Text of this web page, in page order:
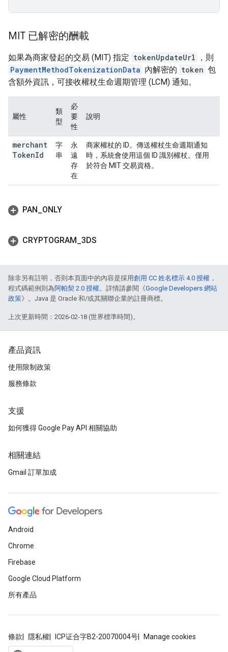
MIT 已解密的酬載
如果為商家發起的交易 (MIT) 指定 tokenUpdateUrl
，則
PaymentMethodTokenizationData 內解密的 token 包
含額外資訊，可接收權杖生命週期管理 (LCM) 通知。
屬性
類
型
必
要
性
說明
merchant
TokenId
字
串
永
遠
存
在
商家權杖的 ID。傳送權杖生命週期通知
時，系統會使用這個 ID 識別權杖。僅用
於符合 MIT 交易資格。
PAN ONLY
CRYPTOGRAM 3DS
除非另有註明，否則本頁面中的內容是採用創用 CC 姓名標示 4.0 授權 ，
程式碼範例則為阿帕契 2.0 授權。詳情請參閱《Google Developers 網站
政策》。Java 是 Oracle 和/或其關聯企業的註冊商標。
上次更新時間：2026-02-18 (世界標準時間)。
產品資訊
使用限制政策
服務條款
支援
如何獲得 Google Pay API 相關協助
相關連結
Gmail 訂單加成
Android
Chrome
Firebase
Google Cloud Platform
所有產品
條款 隱私權 ICP证合字B2-20070004号 Manage cookies